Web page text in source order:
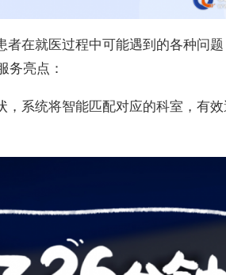
在就医过程中可能遇到的各种问
务亮点：
系统将智能匹配对应的科室，有